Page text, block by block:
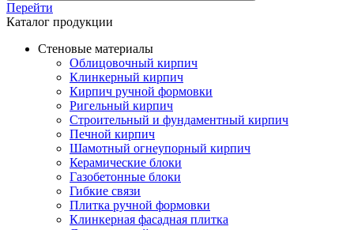
Перейти
Каталог продукции
Стеновые материалы
Облицовочный кирпич
Клинкерный кирпич
Кирпич ручной формовки
Ригельный кирпич
Строительный и фундаментный кирпич
Печной кирпич
Шамотный огнеупорный кирпич
Керамические блоки
Газобетонные блоки
Гибкие связи
Плитка ручной формовки
Клинкерная фасадная плитка